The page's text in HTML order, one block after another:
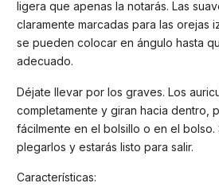
ligera que apenas la notarás. Las
claramente marcadas para las orejas
se pueden colocar en ángulo hasta
adecuado.
Déjate llevar por los graves. Los
completamente y giran hacia dentro,
fácilmente en el bolsillo o en el bolso.
plegarlos y estarás listo para salir.
Características: